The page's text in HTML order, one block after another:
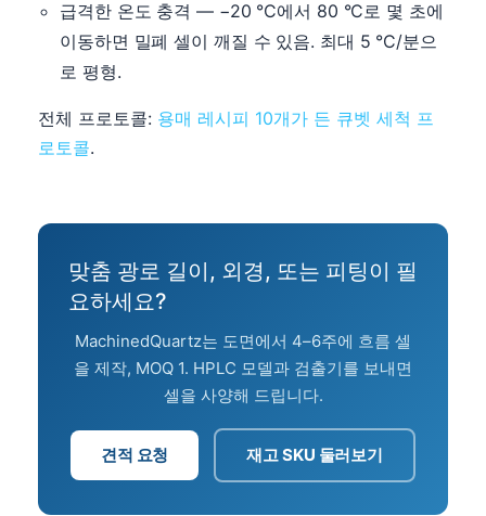
급격한 온도 충격 — −20 °C에서 80 °C로 몇 초에
이동하면 밀폐 셀이 깨질 수 있음. 최대 5 °C/분으
로 평형.
전체 프로토콜: 용매 레시피 10개가 든 큐벳 세척 프
로토콜.
맞춤 광로 길이, 외경, 또는 피팅이 필
요하세요?
MachinedQuartz는 도면에서 4–6주에 흐름 셀
을 제작, MOQ 1. HPLC 모델과 검출기를 보내면
셀을 사양해 드립니다.
견적 요청 재고 SKU 둘러보기